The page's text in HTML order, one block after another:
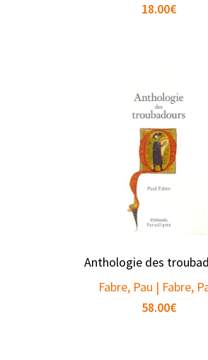
18.00€
Anthologie des
Fabre, Pau | Fabre,
58.00€